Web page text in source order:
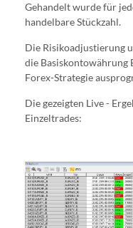
Gehandelt wurde für
handelbare Stückzahl.
Die Risikoadjustierung
die Basiskontowährung
Forex-Strategie
Die gezeigten Live -
Einzeltrades: